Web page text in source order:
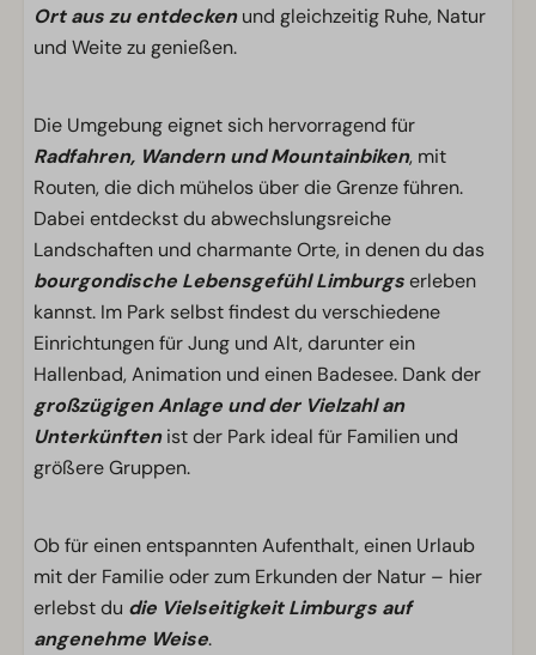
Ort aus zu entdeckenund gleichzeitig Ruhe, Natur
und Weite zu genießen.
Die Umgebung eignet sich hervorragend für
Radfahren, Wandern und Mountainbiken, mit
Routen, die dich mühelos über die Grenze führen.
Dabei entdeckst du abwechslungsreiche
Landschaften und charmante Orte, in denen du das
bourgondische Lebensgefühl Limburgserleben
kannst. Im Park selbst findest du verschiedene
Einrichtungen für Jung und Alt, darunter ein
Hallenbad, Animation und einen Badesee. Dank der
großzügigen Anlage und der Vielzahl an
Unterkünftenist der Park ideal für Familien und
größere Gruppen.
Ob für einen entspannten Aufenthalt, einen Urlaub
mit der Familie oder zum Erkunden der Natur – hier
erlebst du die Vielseitigkeit Limburgs auf
angenehme Weise.